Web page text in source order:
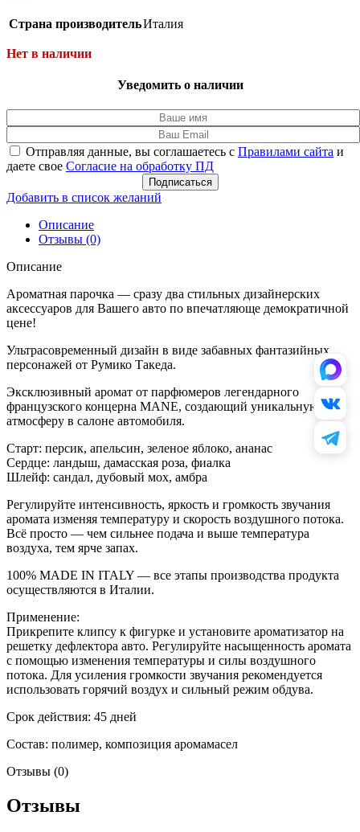
Страна производительИталия
Нет в наличии
Уведомить о наличии
Отправляя данные, вы соглашаетесь с Правилами сайта и
даете свое Согласие на обработку ПД
Подписаться
Добавить в список желаний
Описание
Отзывы (0)
Описание
Ароматная парочка — сразу два стильных дизайнерских
аксессуаров для Вашего авто по впечатляюще демократичной
цене!
Ультрасовременный дизайн в виде забавных фантазийных
персонажей от Румико Такеда.
Эксклюзивный аромат от парфюмеров легендарного
французского концерна MANE, создающий уникальную
атмосферу в салоне автомобиля.
Старт: персик, апельсин, зеленое яблоко, ананас
Сердце: ландыш, дамасская роза, фиалка
Шлейф: сандал, дубовый мох, амбра
Регулируйте интенсивность, яркость и громкость звучания
аромата изменяя температуру и скорость воздушного потока.
Всё просто — чем сильнее подача и выше температура
воздуха, тем ярче запах.
100% MADE IN ITALY — все этапы производства продукта
осуществляются в Италии.
Применение:
Прикрепите клипсу к фигурке и установите ароматизатор на
решетку дефлектора авто. Регулируйте насыщенность аромата
с помощью изменения температуры и силы воздушного
потока. Для усиления громкости звучания рекомендуется
использовать горячий воздух и сильный режим обдува.
Срок действия: 45 дней
Состав: полимер, композиция аромамасел
Отзывы (0)
Отзывы